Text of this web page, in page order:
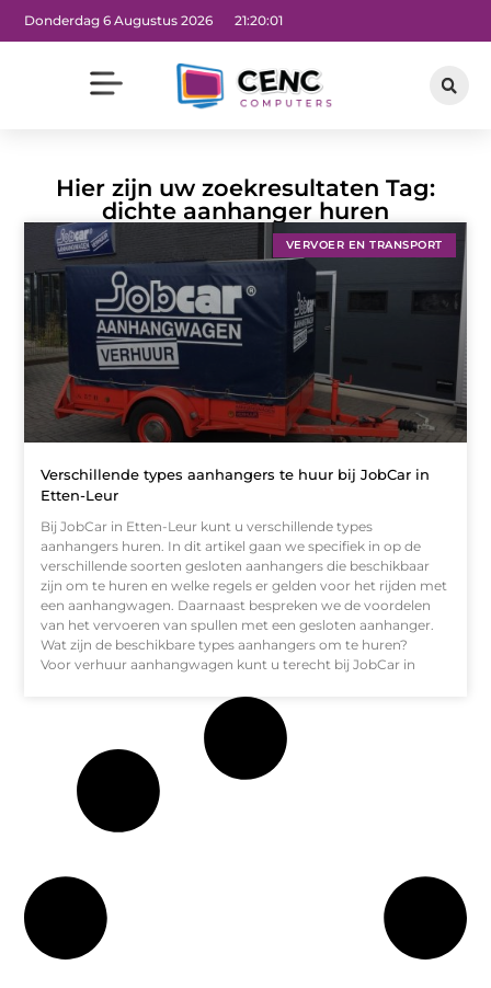
Donderdag 6 Augustus 2026 21:20:02
Hier zijn uw zoekresultaten Tag:
dichte aanhanger huren
VERVOER EN TRANSPORT
Verschillende types aanhangers te huur bij JobCar in
Etten-Leur
Bij JobCar in Etten-Leur kunt u verschillende types
aanhangers huren. In dit artikel gaan we specifiek in op de
verschillende soorten gesloten aanhangers die beschikbaar
zijn om te huren en welke regels er gelden voor het rijden met
een aanhangwagen. Daarnaast bespreken we de voordelen
van het vervoeren van spullen met een gesloten aanhanger.
Wat zijn de beschikbare types aanhangers om te huren?
Voor verhuur aanhangwagen kunt u terecht bij JobCar in